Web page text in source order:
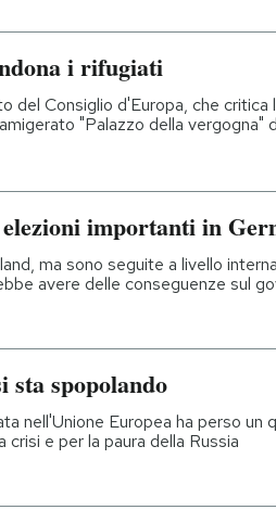
i rifugiati
del Consiglio d'Europa, che critica
"Palazzo della vergogna"
importanti in
ma sono seguite a livello
avere delle conseguenze sul
sta spopolando
nell'Unione Europea ha perso un
crisi e per la paura della Russia